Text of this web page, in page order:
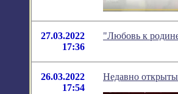
27.03.2022
17:36
"Любовь к
26.03.2022
17:54
Недавно